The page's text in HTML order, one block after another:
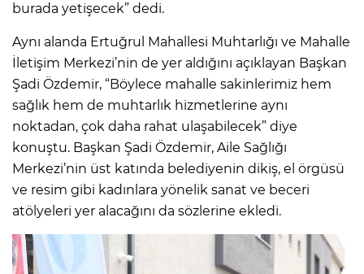
burada yetişecek” dedi.
Aynı alanda Ertuğrul Mahallesi Muhtarlığı ve Mahalle
İletişim Merkezi’nin de yer aldığını açıklayan Başkan
Şadi Özdemir, “Böylece mahalle sakinlerimiz hem
sağlık hem de muhtarlık hizmetlerine aynı
noktadan, çok daha rahat ulaşabilecek” diye
konuştu. Başkan Şadi Özdemir, Aile Sağlığı
Merkezi’nin üst katında belediyenin dikiş, el örgüsü
ve resim gibi kadınlara yönelik sanat ve beceri
atölyeleri yer alacağını da sözlerine ekledi.